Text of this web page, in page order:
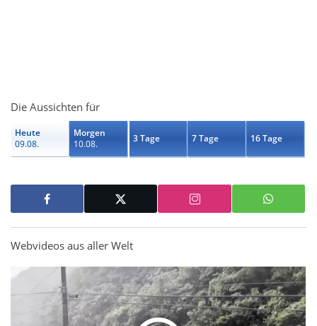
Die Aussichten für
Heute
09.08.
Morgen
10.08.
3 Tage 7 Tage 16 Tage
Webvideos aus aller Welt